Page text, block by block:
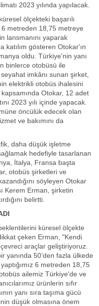
2023 yılında yapılacak.
ölçekteki başarılı
6 metreden 18,75 metreye
lansmanını yaparak
katılım gösteren Otokar'ın
oldu. Türkiye'nin yanı
binlerce otobüsü ile
imkânı sunan şirket,
elektrikli otobüs ihalesini
Otokar, 12 adet
2023 yılı içinde yapacak.
öncülük edecek olan
ve bakımını da
daha düşük işletme
hedefiyle tasarlanan
İtalya, Fransa başta
otobüs şirketleri ve
söyleyen Otokar
Kerem Erman, şirketin
belirtti.
küresel ölçekte
çeken Erman, "Kendi
araçlar geliştiriyoruz.
yanında 50’den fazla ülkede
6 metreden 18,75
ailemiz Türkiye'de ve
ürünlerin sıfır
yanı sıra taşıma gücü
düşük olmasına önem